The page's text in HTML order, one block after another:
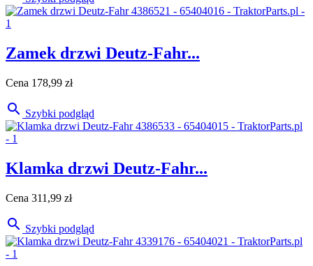
Zamek drzwi Deutz-Fahr...
Cena 178,99 zł
 Szybki podgląd
Klamka drzwi Deutz-Fahr...
Cena 311,99 zł
 Szybki podgląd